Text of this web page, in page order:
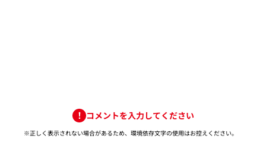
コメントを入力してください
※正しく表示されない場合があるため、環境依存文字の使用はお控えください。​